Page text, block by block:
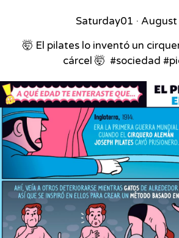
Saturday01 · August
🤯 El pilates lo inventó un
cárcel 🤯⁣ ⁣ #sociedad